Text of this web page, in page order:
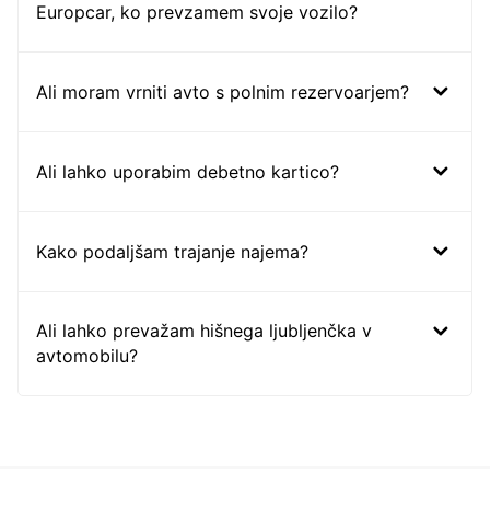
Europcar, ko prevzamem svoje vozilo?
Ali moram vrniti avto s polnim rezervoarjem?
Ali lahko uporabim debetno kartico?
Kako podaljšam trajanje najema?
Ali lahko prevažam hišnega ljubljenčka v
avtomobilu?